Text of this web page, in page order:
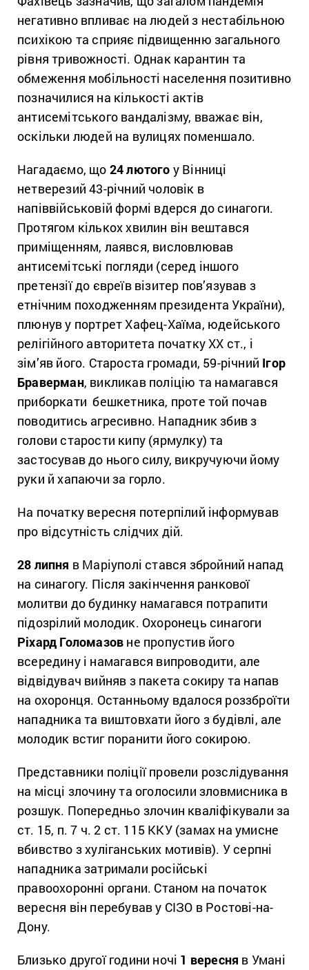
негативно впливає на людей з нестабільною
психікою та сприяє підвищенню загального
рівня тривожності. Однак карантин та
обмеження мобільності населення позитивно
позначилися на кількості актів
антисемітського вандалізму, вважає він,
оскільки людей на вулицях поменшало.
Нагадаємо, що 24 лютого у Вінниці
нетверезий 43-річний чоловік в
напіввійськовій формі вдерся до синагоги.
Протягом кількох хвилин він вештався
приміщенням, лаявся, висловлював
антисемітські погляди (серед іншого
претензії до євреїв візитер пов’язував з
етнічним походженням президента України),
плюнув у портрет Хафец-Хаїма, юдейського
релігійного авторитета початку ХХ ст., і
зім’яв його. Староста громади, 59-річний Ігор
Браверман, викликав поліцію та намагався
приборкати бешкетника, проте той почав
поводитись агресивно. Нападник збив з
голови старости кипу (ярмулку) та
застосував до нього силу, викручуючи йому
руки й хапаючи за горло.
На початку вересня потерпілий інформував
про відсутність слідчих дій.
28 липня в Маріуполі стався збройний напад
на синагогу. Після закінчення ранкової
молитви до будинку намагався потрапити
підозрілий молодик. Охоронець синагоги
Ріхард Голомазов не пропустив його
всередину і намагався випроводити, але
відвідувач вийняв з пакета сокиру та напав
на охоронця. Останньому вдалося роззброїти
нападника та виштовхати його з будівлі, але
молодик встиг поранити його сокирою.
Представники поліції провели розслідування
на місці злочину та оголосили зловмисника в
розшук. Попередньо злочин кваліфікували за
ст. 15, п. 7 ч. 2 ст. 115 ККУ (замах на умисне
вбивство з хуліганських мотивів). У серпні
нападника затримали російські
правоохоронні органи. Станом на початок
вересня він перебував у СІЗО в Ростові-на-
Дону.
Близько другої години ночі 1 вересня в Умані